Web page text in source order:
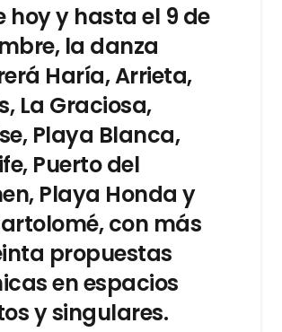
hoy y hasta el 9 de
la danza
Haría, Arrieta,
La Graciosa,
Playa Blanca,
Puerto del
Playa Honda y
con más
propuestas
en espacios
y singulares.